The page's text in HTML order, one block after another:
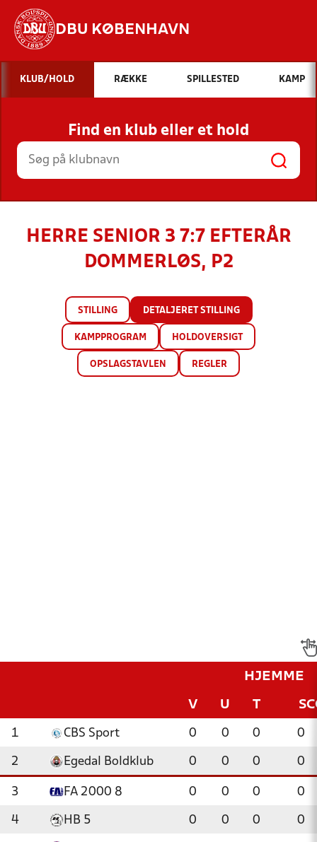
DBU KØBENHAVN
Hvad vil du søge efter?
INDHOLD OG NYHEDER
STILLINGER, RESULTATER, KLUBBER OG
HOLD
KLUB/HOLD RÆKKE SPILLESTED KAMP
Find en klub eller et hold
HERRE SENIOR 3 7:7 EFTERÅR
DOMMERLØS, P2
STILLING DETALJERET STILLING
KAMPPROGRAM HOLDOVERSIGT
OPSLAGSTAVLEN REGLER
HJEMME
V U T
1 CBS Sport 0 0 0 0
2 Egedal Boldklub 0 0 0 0
3 FA 2000 8 0 0 0 0
4 HB 5 0 0 0 0